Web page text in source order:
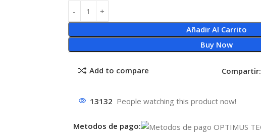
Añadir Al Carrito
Buy Now
Add to compare Compartir:
13132 People watching this product now!
Metodos de pago: